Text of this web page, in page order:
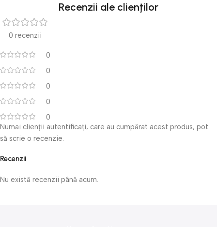
Recenzii ale clienților
0 recenzii
0
0
0
0
0
Recenzii
Nu există recenzii până acum.
Numai clienții autentificați, care au cumpărat acest produs, pot
să scrie o recenzie.